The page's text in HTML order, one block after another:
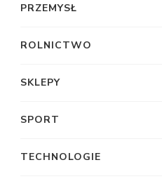
PRZEMYSŁ
ROLNICTWO
SKLEPY
SPORT
TECHNOLOGIE